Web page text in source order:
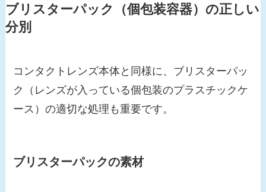
ブリスターパック（個包装容器）の正しい
分別
コンタクトレンズ本体と同様に、ブリスターパッ
ク（レンズが入っている個包装のプラスチックケ
ース）の適切な処理も重要です。
ブリスターパックの素材